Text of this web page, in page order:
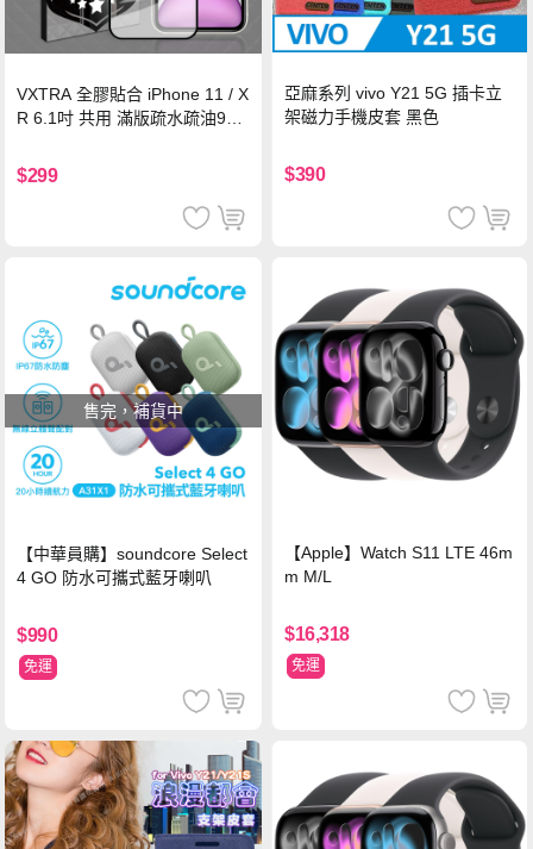
VXTRA 全膠貼合 iPhone 11 / X
R 6.1吋 共用 滿版疏水疏油9H
$299
亞麻系列 vivo Y21 5G 插卡立
架磁力手機皮套 黑色
$390
售完，補貨中
【中華員購】soundcore Select
4 GO 防水可攜式藍牙喇叭
$990
免運
【Apple】Watch S11 LTE 46m
m M/L
$16,318
免運